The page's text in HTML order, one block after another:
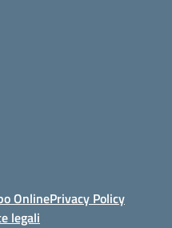
OnlinePrivacy Policy
legali